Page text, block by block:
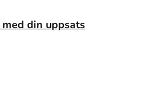
din uppsats